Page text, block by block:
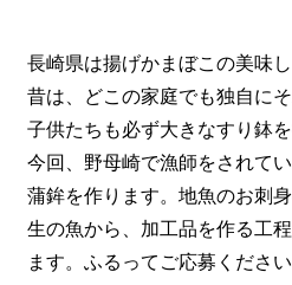
長崎県は揚げかまぼこの美味
昔は、どこの家庭でも独自に
子供たちも必ず大きなすり鉢
今回、野母崎で漁師をされて
蒲鉾を作ります。地魚のお刺
生の魚から、加工品を作る工
ます。ふるってご応募ください